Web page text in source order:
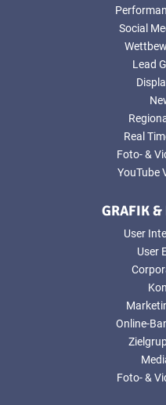
Social
Lead
Real
Foto- &
YouTube
GRAFIK &
User
User
Online-
Foto- &